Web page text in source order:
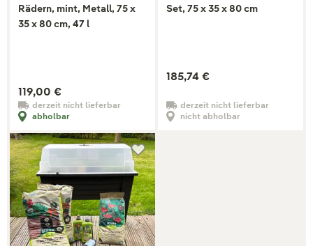
Rädern, mint, Metall, 75 x
35 x 80 cm, 47 l
119,00 €
derzeit nicht lieferbar
abholbar
Set, 75 x 35 x 80 cm
185,74 €
derzeit nicht lieferbar
nicht abholbar